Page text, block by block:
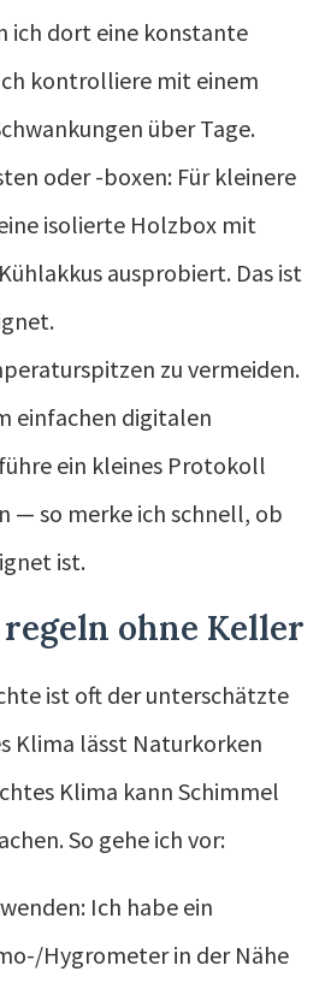
ich dort eine konstante
kontrolliere mit einem
über Tage.
oder -boxen: Für kleinere
isolierte Holzbox mit
ausprobiert. Das ist
zu vermeiden.
einfachen digitalen
ein kleines Protokoll
— so merke ich schnell, ob
ist.
ohne Keller
ist oft der unterschätzte
Klima lässt Naturkorken
Klima kann Schimmel
So gehe ich vor:
Ich habe ein
Hygrometer in der Nähe